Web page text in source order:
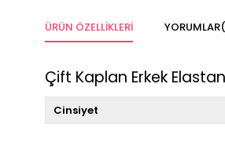
ÜRÜN ÖZELLIKLERI YORUMLAR
Çift Kaplan Erkek
Cinsiyet